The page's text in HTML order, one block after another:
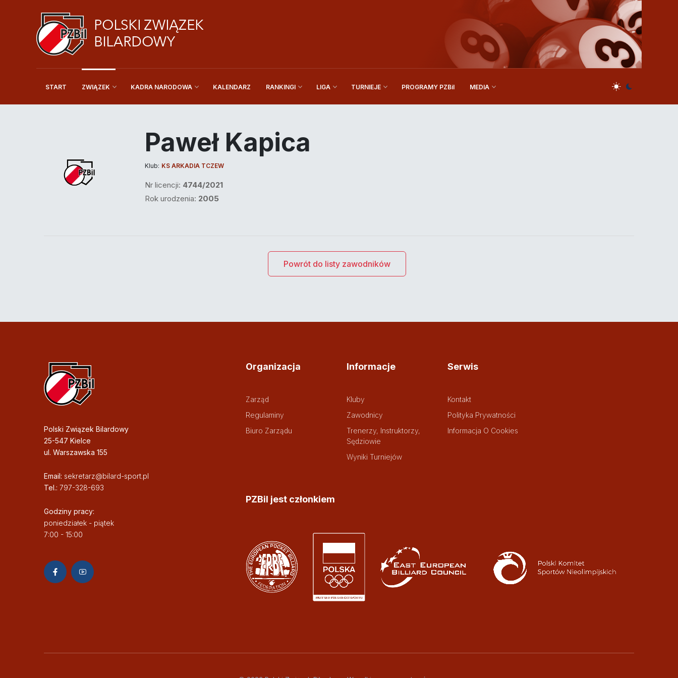
START ZWIĄZEK KADRA NARODOWA KALENDARZ RANKINGI LIGA TURNIEJE PROGRAMY PZBil MEDIA
Paweł Kapica
Klub: KS ARKADIA TCZEW
Nr licencji: 4744/2021
Rok urodzenia: 2005
Powrót do listy zawodników
Polski Związek Bilardowy
25-547 Kielce
ul. Warszawska 155
Email: sekretarz@bilard-sport.pl
Tel.: 797-328-693
Godziny pracy:
poniedziałek - piątek
7:00 - 15:00
Organizacja
Zarząd
Regulaminy
Biuro Zarządu
Informacje
Kluby
Zawodnicy
Trenerzy, Instruktorzy,
Sędziowie
Wyniki Turniejów
Serwis
Kontakt
Polityka Prywatności
Informacja O Cookies
PZBil jest członkiem